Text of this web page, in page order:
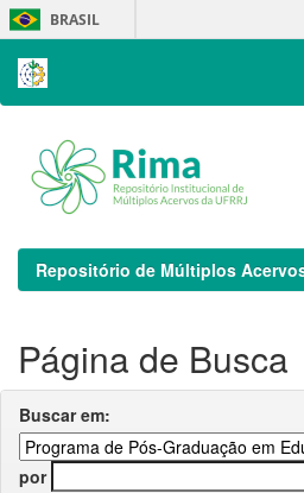
Skip
navigation
BRASIL
Repositório de Múltiplos
Página de Busca
Buscar em:
por